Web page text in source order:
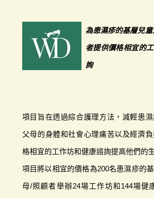
為患濕疹的基層兒
者提供價格相宜的
詢
項目旨在透過綜合護理方法，減輕患
父母的身體和社會心理痛苦以及經濟
格相宜的工作坊和健康諮詢提高他們的
項目將以相宜的價格為200名患濕疹的
母/照顧者舉辦24場工作坊和144場健